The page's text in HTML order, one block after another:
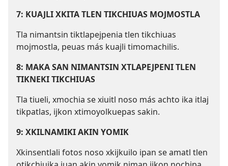
7: KUAJLI XKITA TLEN TIKCHIUAS MOJMOSTLA
Tla nimantsin tiktlapejpenia tlen tikchiuas
mojmostla, peuas más kuajli timomachilis.
8: MAKA SAN NIMANTSIN XTLAPEJPENI TLEN
TIKNEKI TIKCHIUAS
Tla tiueli, xmochia se xiuitl noso más achto ika itlaj
tikpatlas, ijkon xtimoyolkuepas sakin.
9: XKILNAMIKI AKIN YOMIK
Xkinsentlali fotos noso xkijkuilo ipan se amatl tlen